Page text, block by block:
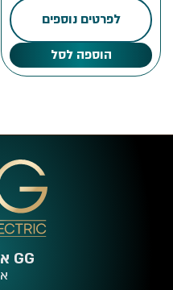
לפרטים נוספים
הוספה לסל
GG אלקטריק